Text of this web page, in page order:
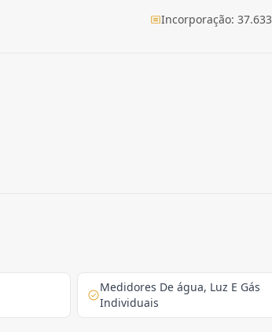
Incorporação: 37.633
Medidores De água, Luz E Gás
Individuais